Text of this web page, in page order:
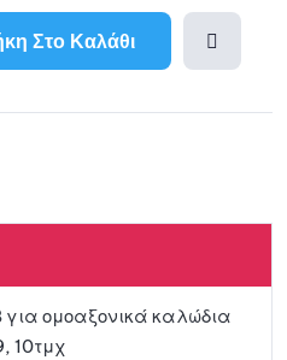
Στο Καλάθι
αγαπη
ομοαξονικά καλώδια
10τμχ